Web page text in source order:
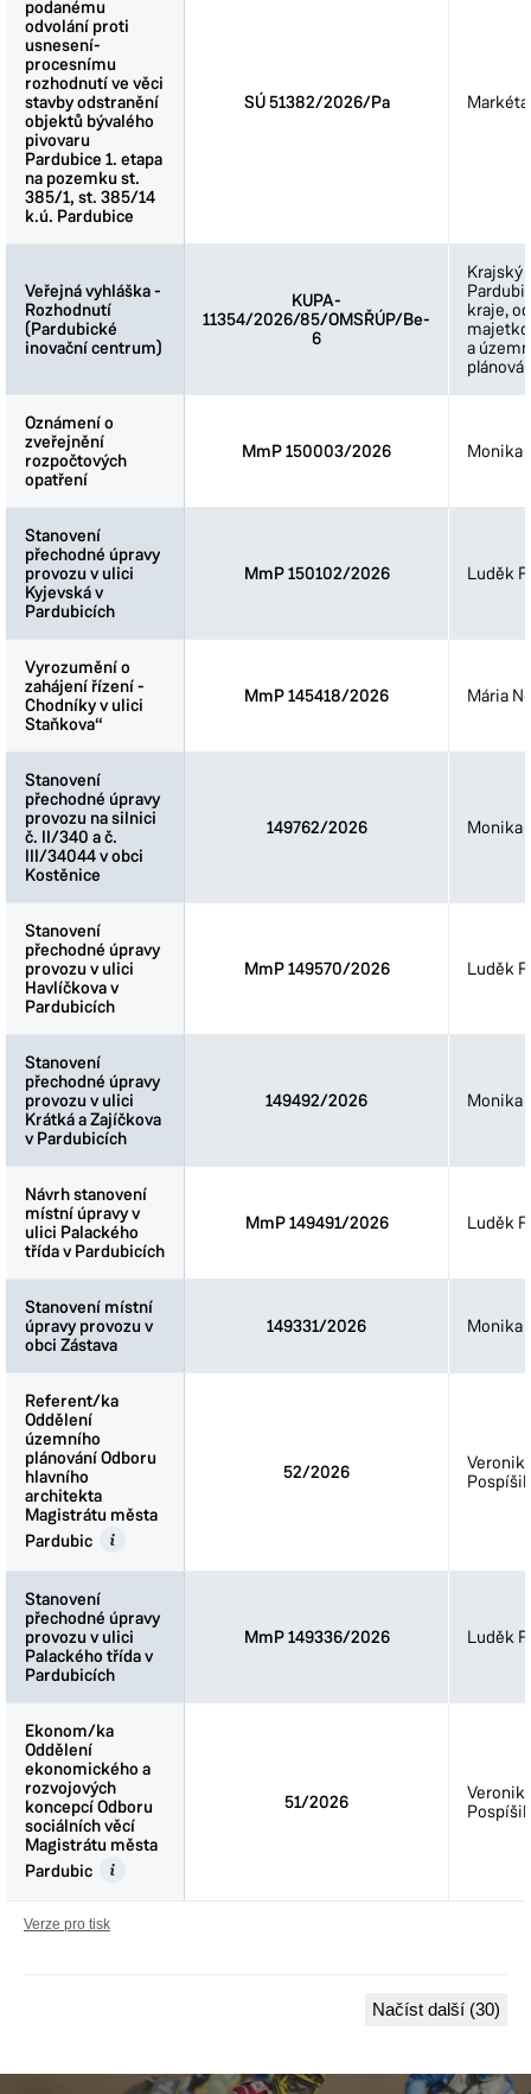
podanému
odvolání proti
usnesení-
procesnímu
rozhodnutí ve věci
stavby odstranění
objektů bývalého
pivovaru
Pardubice 1. etapa
na pozemku st.
385/1, st. 385/14
k.ú. Pardubice
SÚ 51382/2026/Pa
Veřejná vyhláška -
Rozhodnutí
(Pardubické
inovační centrum)
KUPA-
11354/2026/85/OMSŘÚP/Be-
6
Krajský
kraje,
a
Oznámení o
zveřejnění
rozpočtových
opatření
MmP 150003/2026 Monika
Stanovení
přechodné úpravy
provozu v ulici
Kyjevská v
Pardubicích
MmP 150102/2026 Luděk
Vyrozumění o
zahájení řízení -
Chodníky v ulici
Staňkova“
MmP 145418/2026 Mária
Stanovení
přechodné úpravy
provozu na silnici
č. II/340 a č.
III/34044 v obci
Kostěnice
149762/2026 Monika
Stanovení
přechodné úpravy
provozu v ulici
Havlíčkova v
Pardubicích
MmP 149570/2026 Luděk
Stanovení
přechodné úpravy
provozu v ulici
Krátká a Zajíčkova
v Pardubicích
149492/2026 Monika
Návrh stanovení
místní úpravy v
ulici Palackého
třída v Pardubicích
MmP 149491/2026 Luděk
Stanovení místní
úpravy provozu v
obci Zástava
149331/2026 Monika
Referent/ka
Oddělení
územního
plánování Odboru
hlavního
architekta
Magistrátu města
Pardubic
52/2026
Stanovení
přechodné úpravy
provozu v ulici
Palackého třída v
Pardubicích
MmP 149336/2026 Luděk
Ekonom/ka
Oddělení
ekonomického a
rozvojových
koncepcí Odboru
sociálních věcí
Magistrátu města
Pardubic
51/2026
podanému
odvolání proti
usnesení-
procesnímu
rozhodnutí ve věci
stavby odstranění
objektů bývalého
pivovaru
Pardubice 1. etapa
na pozemku st.
385/1, st. 385/14
k.ú. Pardubice
Veřejná vyhláška -
Rozhodnutí
(Pardubické
inovační centrum)
Oznámení o
zveřejnění
rozpočtových
opatření
Stanovení
přechodné úpravy
provozu v ulici
Kyjevská v
Pardubicích
Vyrozumění o
zahájení řízení -
Chodníky v ulici
Staňkova“
Stanovení
přechodné úpravy
provozu na silnici
č. II/340 a č.
III/34044 v obci
Kostěnice
Stanovení
přechodné úpravy
provozu v ulici
Havlíčkova v
Pardubicích
Stanovení
přechodné úpravy
provozu v ulici
Krátká a Zajíčkova
v Pardubicích
Návrh stanovení
místní úpravy v
ulici Palackého
třída v Pardubicích
Stanovení místní
úpravy provozu v
obci Zástava
Referent/ka
Oddělení
územního
plánování Odboru
hlavního
architekta
Magistrátu města
Pardubic
Stanovení
přechodné úpravy
provozu v ulici
Palackého třída v
Pardubicích
Ekonom/ka
Oddělení
ekonomického a
rozvojových
koncepcí Odboru
sociálních věcí
Magistrátu města
Pardubic
Verze pro tisk
Načíst další (30)